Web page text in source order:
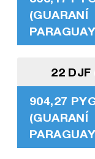
(GUARANÍ
22 DJF
904,27
(GUARANÍ